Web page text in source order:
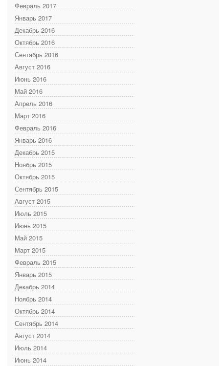
Февраль 2017
Январь 2017
Декабрь 2016
Октябрь 2016
Сентябрь 2016
Август 2016
Июнь 2016
Май 2016
Апрель 2016
Март 2016
Февраль 2016
Январь 2016
Декабрь 2015
Ноябрь 2015
Октябрь 2015
Сентябрь 2015
Август 2015
Июль 2015
Июнь 2015
Май 2015
Март 2015
Февраль 2015
Январь 2015
Декабрь 2014
Ноябрь 2014
Октябрь 2014
Сентябрь 2014
Август 2014
Июль 2014
Июнь 2014